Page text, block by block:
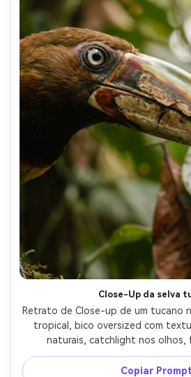
Close-Up da selva
Retrato de Close-up de um tucano
tropical, bico oversized com
naturais, catchlight nos olhos,
derretendo em bokeh cremoso,
85mm f/1.4, fotorealista, cor Copiar Prompt